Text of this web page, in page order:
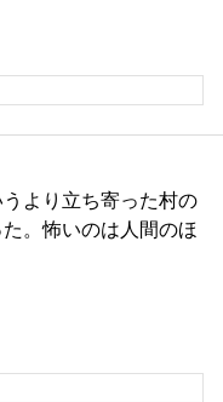
より立ち寄った村の
。怖いのは人間のほ